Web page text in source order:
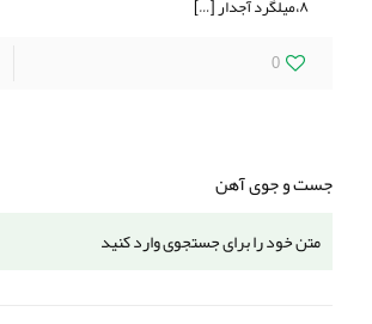
۸،میلگرد آجدار
[…]
0
جست و جوی آهن